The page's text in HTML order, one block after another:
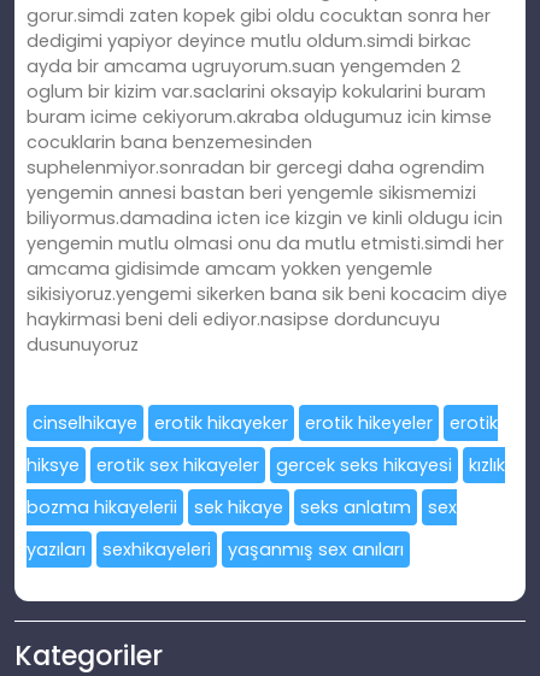
gorur.simdi zaten kopek gibi oldu cocuktan sonra her
dedigimi yapiyor deyince mutlu oldum.simdi birkac
ayda bir amcama ugruyorum.suan yengemden 2
oglum bir kizim var.saclarini oksayip kokularini buram
buram icime cekiyorum.akraba oldugumuz icin kimse
cocuklarin bana benzemesinden
suphelenmiyor.sonradan bir gercegi daha ogrendim
yengemin annesi bastan beri yengemle sikismemizi
biliyormus.damadina icten ice kizgin ve kinli oldugu icin
yengemin mutlu olmasi onu da mutlu etmisti.simdi her
amcama gidisimde amcam yokken yengemle
sikisiyoruz.yengemi sikerken bana sik beni kocacim diye
haykirmasi beni deli ediyor.nasipse dorduncuyu
dusunuyoruz
cinselhikaye erotik hikayeker erotik hikeyeler
erotik
hiksye
erotik sex hikayeler gercek seks hikayesi
kızlık
bozma hikayelerii
sek hikaye seks anlatım
sex
yazıları
sexhikayeleri yaşanmış sex anıları
Kategoriler